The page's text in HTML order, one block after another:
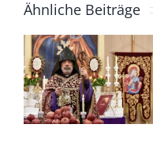
Ähnliche Beiträge